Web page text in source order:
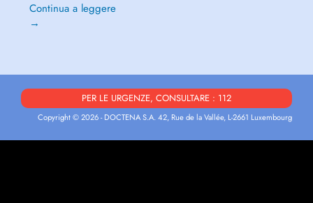
Continua a leggere
→
PER LE URGENZE, CONSULTARE : 112
Copyright © 2026 - DOCTENA S.A. 42, Rue de la Vallée, L-2661 Luxembourg